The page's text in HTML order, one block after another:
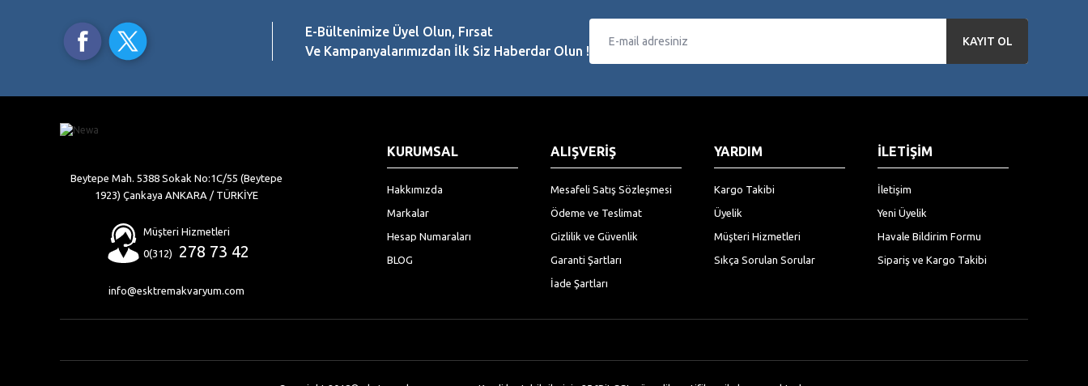
E-Bültenimize Üyel Olun, Fırsat
Ve Kampanyalarımızdan İlk Siz Haberdar Olun !
KAYIT OL
Beytepe Mah. 5388 Sokak No:1C/55 (Beytepe
1923) Çankaya ANKARA / TÜRKİYE
Müşteri Hizmetleri
0(312)
278 73 42
info@esktremakvaryum.com
KURUMSAL
Hakkımızda
Markalar
Hesap Numaraları
BLOG
ALIŞVERİŞ
Mesafeli Satış Sözleşmesi
Ödeme ve Teslimat
Gizlilik ve Güvenlik
Garanti Şartları
İade Şartları
YARDIM
Kargo Takibi
Üyelik
Müşteri Hizmetleri
Sıkça Sorulan Sorular
İLETİŞİM
İletişim
Yeni Üyelik
Havale Bildirim Formu
Sipariş ve Kargo Takibi